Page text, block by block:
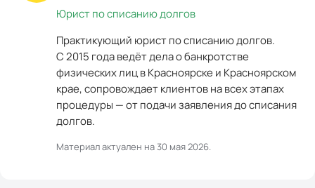
Юрист по списанию долгов
Практикующий юрист по списанию долгов.
С 2015 года ведёт дела о банкротстве
физических лиц в Красноярске и Красноярском
крае, сопровождает клиентов на всех этапах
процедуры — от подачи заявления до списания
долгов.
Материал актуален на30 мая 2026.